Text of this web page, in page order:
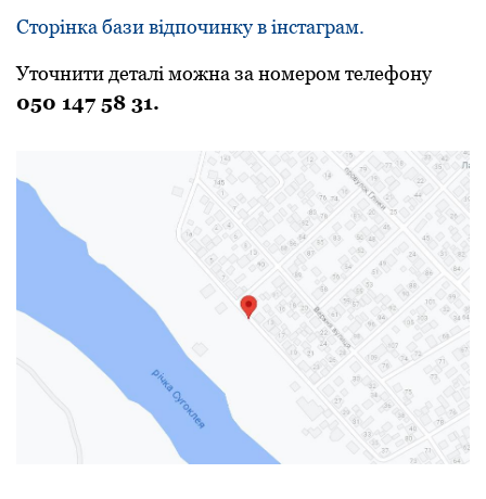
Сторінка бази відпочинку в інстаграм.
Уточнити деталі можна за номером телефону
050 147 58 31.